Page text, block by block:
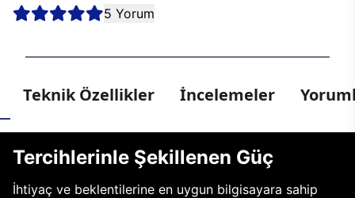
5 Yorum
Teknik Özellikler İncelemeler
Tercihlerinle Şekillenen Güç
İhtiyaç ve beklentilerine en uygun bilgisayara sahip